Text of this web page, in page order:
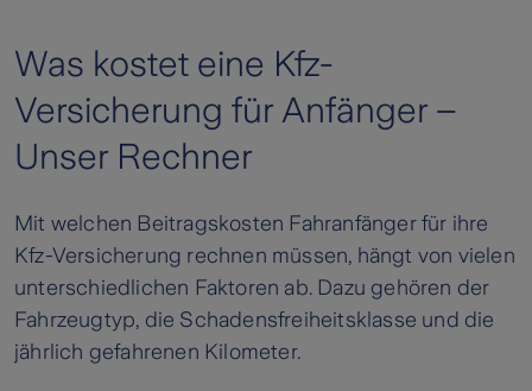
Was kostet eine Kfz-
Versicherung für Anfänger –
Unser Rechner
Mit welchen Beitragskosten Fahranfänger für ihre
Kfz-Versicherung rechnen müssen, hängt von vielen
unterschiedlichen Faktoren ab. Dazu gehören der
Fahrzeugtyp, die Schadensfreiheitsklasse und die
jährlich gefahrenen Kilometer.